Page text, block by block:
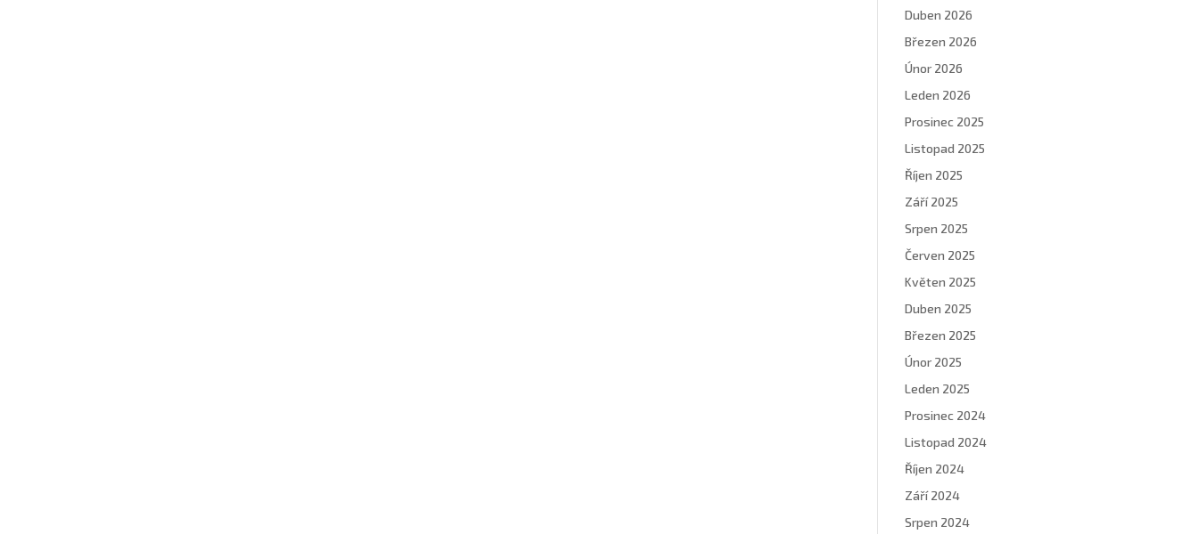
Duben 2026
Březen 2026
Únor 2026
Leden 2026
Prosinec 2025
Listopad 2025
Říjen 2025
Září 2025
Srpen 2025
Červen 2025
Květen 2025
Duben 2025
Březen 2025
Únor 2025
Leden 2025
Prosinec 2024
Listopad 2024
Říjen 2024
Září 2024
Srpen 2024